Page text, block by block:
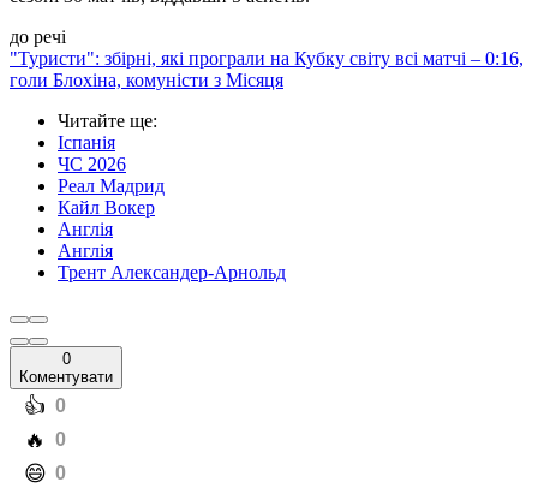
до речі
"Туристи": збірні, які програли на Кубку світу всі матчі – 0:16,
голи Блохіна, комуністи з Місяця
Читайте ще:
Іспанія
ЧС 2026
Реал Мадрид
Кайл Вокер
Англія
Англія
Трент Александер-Арнольд
0
Коментувати
️👍 0
️🔥 0
️😄 0